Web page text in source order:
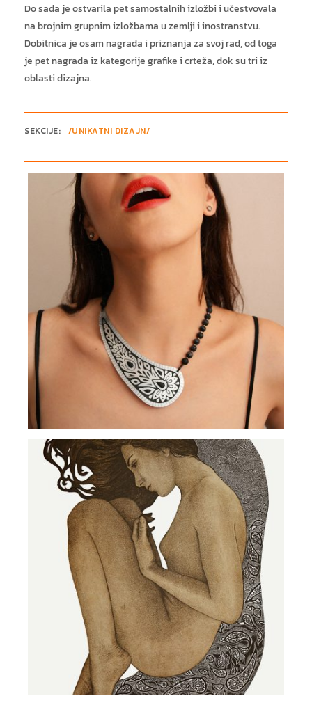
Do sada je ostvarila pet samostalnih izložbi i učestvovala
na brojnim grupnim izložbama u zemlji i inostranstvu.
Dobitnica je osam nagrada i priznanja za svoj rad, od toga
je pet nagrada iz kategorije grafike i crteža, dok su tri iz
oblasti dizajna.
SEKCIJE: /UNIKATNI DIZAJN/